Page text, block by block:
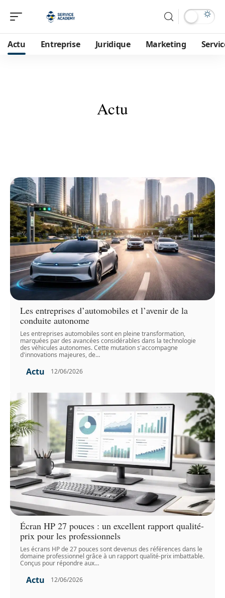
Actu Entreprise Juridique Marketing
Actu
Les entreprises d’automobiles et l’avenir de la
conduite autonome
Les entreprises automobiles sont en pleine transformation,
marquées par des avancées considérables dans la technologie
des véhicules autonomes. Cette mutation s'accompagne
d'innovations majeures, de…
Actu 12/06/2026
Écran HP 27 pouces : un excellent rapport qualité-
prix pour les professionnels
Les écrans HP de 27 pouces sont devenus des références dans le
domaine professionnel grâce à un rapport qualité-prix imbattable.
Conçus pour répondre aux…
Actu 12/06/2026